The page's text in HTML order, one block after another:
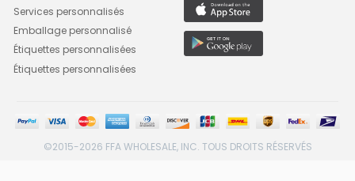
Services personnalisés
Emballage personnalisé
Étiquettes personnalisées
Étiquettes personnalisées
©2015-2026 FFA WHOLESALE, INC. TOUS DROITS RÉSERVÉS